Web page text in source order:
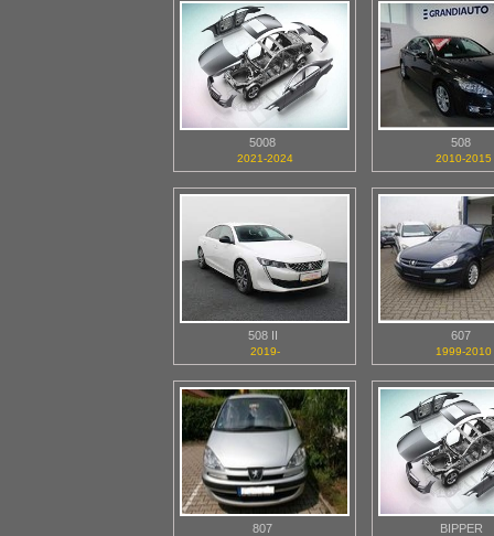
5008
2021-2024
508
2010-2015
508 II
2019-
607
1999-2010
807 BIPPER